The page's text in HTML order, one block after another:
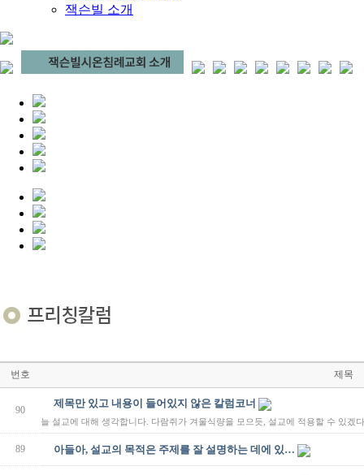
잭슨빌 소개
번호 제목
90
제목만 있고 내용이 들어있지 않은 칼럼코너
늘 설교에 대해 생각합니다. 다람쥐가 겨울식량을 모으듯, 설교에 적용할 수 있겠
89 아들아, 설교의 목적은 주제를 잘 설명하는 데에 있…